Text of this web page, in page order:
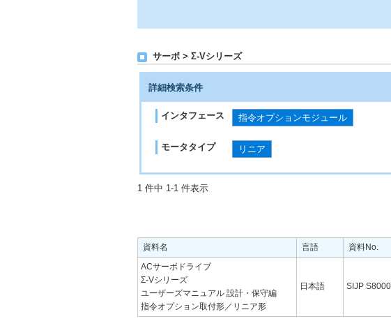
サーボ > Σ-Vシリーズ
詳細検索条件
インタフェース 指令オプションモジュール
モータタイプ リニア
1 件中 1-1 件表示
資料名 言語 資料No.
ACサーボドライブ
Σ-Vシリーズ
ユーザーズマニュアル 設計・保守編
指令オプション取付形／リニア形
日本語 SIJP